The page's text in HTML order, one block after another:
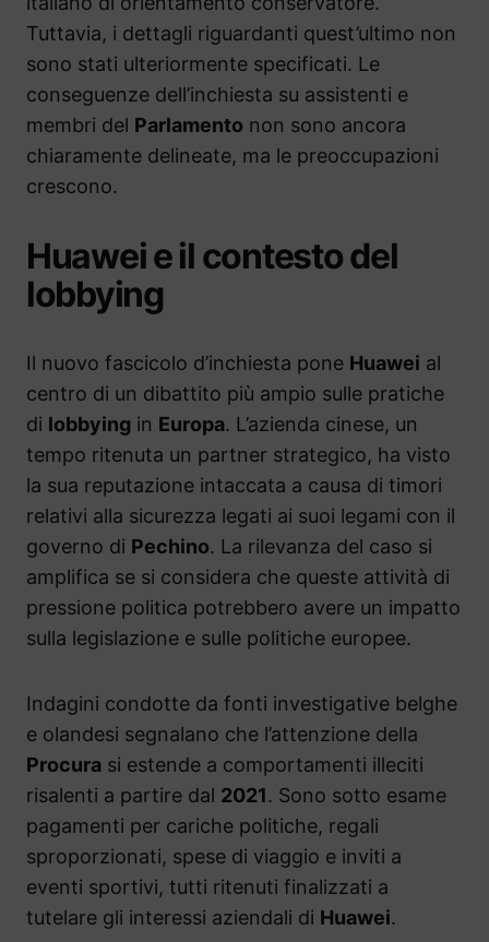
Tuttavia, i dettagli riguardanti quest’ultimo non
sono stati ulteriormente specificati. Le
conseguenze dell’inchiesta su assistenti e
membri del Parlamento non sono ancora
chiaramente delineate, ma le preoccupazioni
crescono.
Huawei e il contesto del
lobbying
Il nuovo fascicolo d’inchiesta pone Huawei al
centro di un dibattito più ampio sulle pratiche
di lobbying in Europa. L’azienda cinese, un
tempo ritenuta un partner strategico, ha visto
la sua reputazione intaccata a causa di timori
relativi alla sicurezza legati ai suoi legami con il
governo di Pechino. La rilevanza del caso si
amplifica se si considera che queste attività di
pressione politica potrebbero avere un impatto
sulla legislazione e sulle politiche europee.
Indagini condotte da fonti investigative belghe
e olandesi segnalano che l’attenzione della
Procura si estende a comportamenti illeciti
risalenti a partire dal 2021. Sono sotto esame
pagamenti per cariche politiche, regali
sproporzionati, spese di viaggio e inviti a
eventi sportivi, tutti ritenuti finalizzati a
tutelare gli interessi aziendali di Huawei.